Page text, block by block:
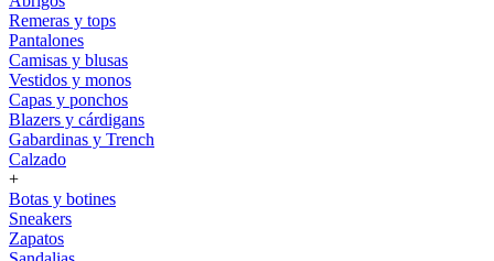
Remeras y tops
Pantalones
Camisas y blusas
Vestidos y monos
Capas y ponchos
Blazers y cárdigans
Gabardinas y Trench
Calzado
+
Botas y botines
Sneakers
Zapatos